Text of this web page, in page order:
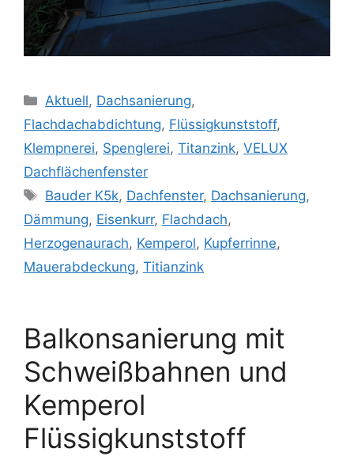
Kategorien
Aktuell, Dachsanierung,
Flachdachabdichtung, Flüssigkunststoff,
Klempnerei, Spenglerei, Titanzink, VELUX
Dachflächenfenster
Schlagwörter
Bauder K5k, Dachfenster, Dachsanierung,
Dämmung, Eisenkurr, Flachdach,
Herzogenaurach, Kemperol, Kupferrinne,
Mauerabdeckung, Titianzink
Balkonsanierung mit
Schweißbahnen und
Kemperol
Flüssigkunststoff